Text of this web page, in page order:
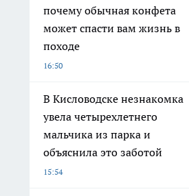
почему обычная конфета
может спасти вам жизнь в
походе
16:50
В Кисловодске незнакомка
увела четырехлетнего
мальчика из парка и
объяснила это заботой
15:54